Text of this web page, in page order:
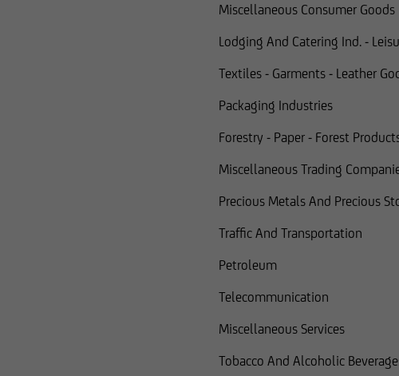
Miscellaneous Consumer Goods
Lodging And Catering Ind. -
Textiles - Garments - Leather
Packaging Industries
Forestry - Paper - Forest
Miscellaneous Trading
Precious Metals And Precious
Traffic And Transportation
Petroleum
Telecommunication
Miscellaneous Services
Tobacco And Alcoholic